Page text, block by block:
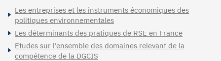
Les entreprises et les instruments économiques des
politiques environnementales
Les déterminants des pratiques de RSE en France
Etudes sur l’ensemble des domaines relevant de la
compétence de la DGCIS